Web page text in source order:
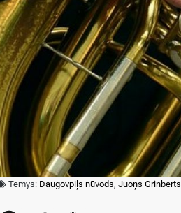
Temys: Daugovpiļs nūvods, Juoņs Grinberts